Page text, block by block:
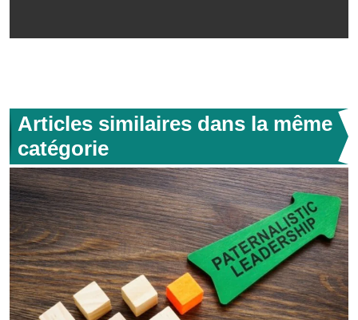
Articles similaires dans la même
catégorie